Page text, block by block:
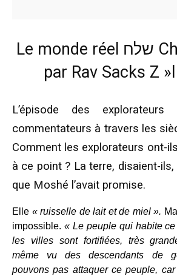
Le monde réel שלח Chélah Lékha
par Rav Sacks Z
L’épisode des
commentateurs à travers les
Comment les explorateurs ont-
à ce point ? La terre, disaient-
que Moshé l’avait promise.
Elle « ruisselle de lait et de miel ».
impossible. « Le peuple qui habite
les villes sont fortifiées, très
même vu des descendants de
pouvons pas attaquer ce peuple,